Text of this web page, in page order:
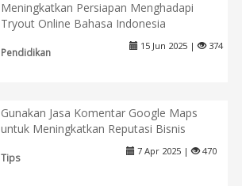
Meningkatkan Persiapan Menghadapi
Tryout Online Bahasa Indonesia
Pendidikan
15 Jun 2025 | 374
Gunakan Jasa Komentar Google Maps
untuk Meningkatkan Reputasi Bisnis
Tips
7 Apr 2025 | 470